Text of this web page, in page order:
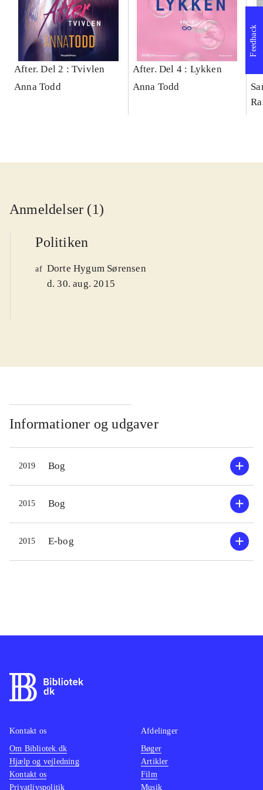
After. Del 2 : Tvivlen
Anna Todd
After. Del 4 : Lykken
Anna Todd
Anmeldelser (1)
Politiken
af Dorte Hygum Sørensen
d. 30. aug. 2015
Informationer og udgaver
2019 Bog
2015 Bog
2015 E-bog
Feedback
Kontakt os
Om Bibliotek.dk
Hjælp og vejledning
Kontakt os
Privatlivspolitik
Afdelinger
Bøger
Artikler
Film
Musik